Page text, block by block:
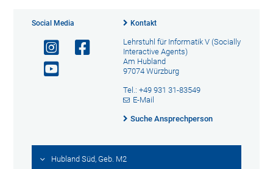
Social Media Kontakt
Lehrstuhl für Informatik V (Socially
Interactive Agents)
Am Hubland
97074 Würzburg
Tel.: +49 931 31-83549
E-Mail
Suche Ansprechperson
Hubland Süd, Geb. M2